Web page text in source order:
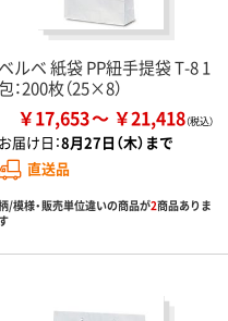
ベルベ 紙袋 PP紐手提袋 T-8 1
：200枚（25×8）
￥17,653 ￥21,418
お届け日：8月27日（木）まで
直送品
/模様・販売単位違いの商品が2商品ありま
す